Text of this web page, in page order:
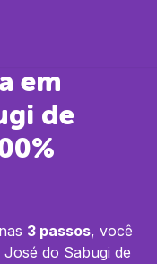
em
de
3 passos, você
José do Sabugi de